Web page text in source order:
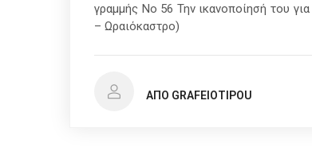
γραμμής Νο 56 Την ικανοποίησή του
– Ωραιόκαστρο)
ΑΠΌ GRAFEIOTIPOU